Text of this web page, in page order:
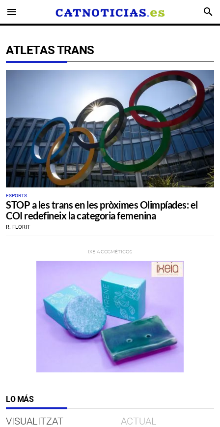
menu search
ATLETAS TRANS
ESPORTS
STOP a les trans en les pròximes Olimpíades: el
COI redefineix la categoria femenina
R. FLORIT
LO MÁS
VISUALITZAT ACTUAL